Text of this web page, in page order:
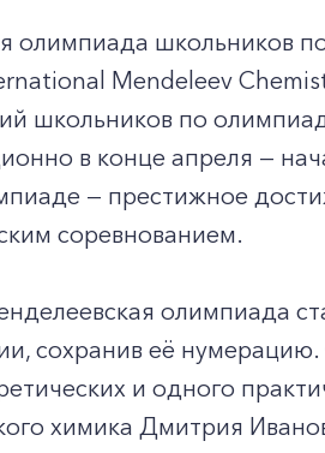
олимпиада школьников
Mendeleev
школьников по
в конце апреля —
— престижное
соревнованием.
олимпиада
сохранив её
и одного
химика Дмитрия